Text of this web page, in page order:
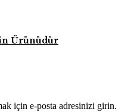
Ürünüdür
için e-posta adresinizi girin.